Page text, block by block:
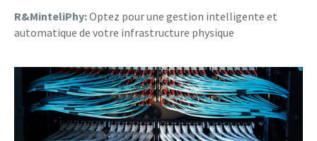
R&MinteliPhy:Optez pour une gestion intelligente et
automatique de votre infrastructure physique